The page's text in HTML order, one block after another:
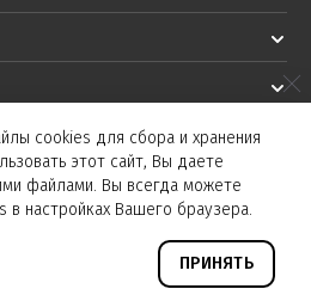
Все права защищены.
дизайн «Инфодизайн»2026
cookies для сбора и хранения
этот сайт, Вы даете
файлами. Вы всегда можете
настройках Вашего браузера.
ПРИНЯТЬ